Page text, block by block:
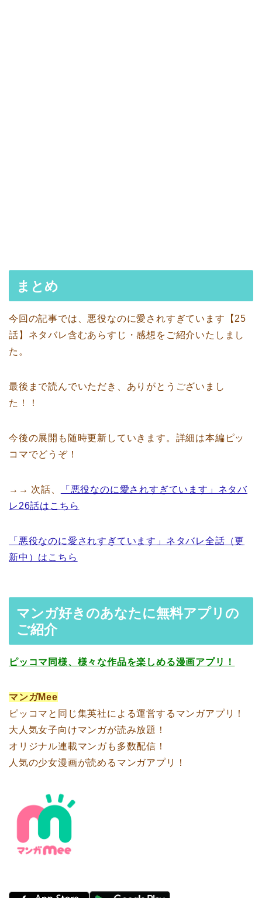
まとめ
今回の記事では、悪役なのに愛されすぎています【25
話】ネタバレ含むあらすじ・感想をご紹介いたしまし
た。
最後まで読んでいただき、ありがとうございまし
た！！
今後の展開も随時更新していきます。詳細は本編ピッ
コマでどうぞ！
→→ 次話、
「悪役なのに愛されすぎています」ネタバ
レ26話はこちら
「悪役なのに愛されすぎています」ネタバレ全話（更
新中）はこちら
マンガ好きのあなたに無料アプリの
ご紹介
ピッコマ同様、様々な作品を楽しめる漫画アプリ！
マンガMee
ピッコマと同じ集英社による運営するマンガアプリ！
大人気女子向けマンガが読み放題！
オリジナル連載マンガも多数配信！
人気の少女漫画が読めるマンガアプリ！